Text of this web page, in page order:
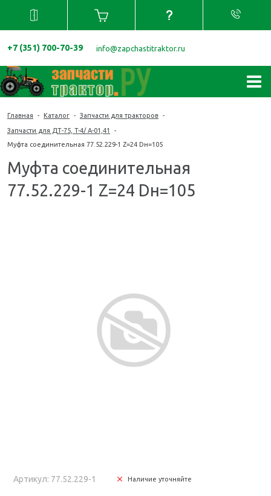
+7 (351) 700-70-39 info@zapchastitraktor.ru
Главная - Каталог - Запчасти для тракторов -
Запчасти для ДТ-75, T-4/ A-01,41
-
Муфта соединительная 77.52.229-1 Z=24 Dн=105
Муфта соединительная
77.52.229-1 Z=24 Dн=105
Артикул: 77.52.229-1 Наличие уточняйте